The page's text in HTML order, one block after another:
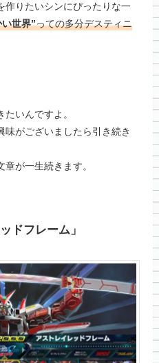
作りたいシンにぴったりな一
世界”っての多分デスティニ
いんですよ。
味がございましたら引き続き
が一生続きます。
ドフレーム」